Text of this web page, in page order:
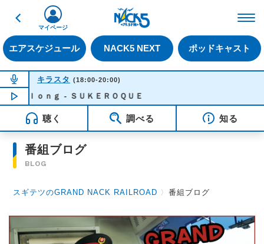
戻る
エアスケジュール NACK5 NEXT ポッドキャスト
マイページ
NOW ON AIR
キラスタ (18:00-20:00)
NOW PLAYING18:28
ｏｌｏｎｇ - ＳＵＫＥＲＯＱＵＥ
聴く 調べる 知る
番組ブログ
BLOG
スギテツのGRAND NACK RAILROAD 〉番組ブログ